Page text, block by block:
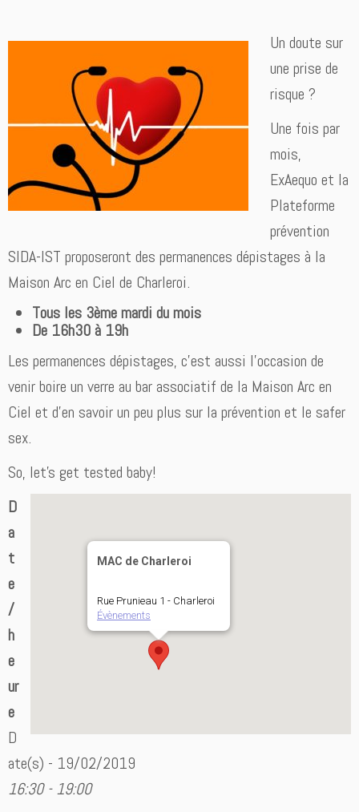
Un doute sur
une prise de
risque ?
Une fois par
mois,
ExAequo et la
Plateforme
prévention
SIDA-IST proposeront des permanences dépistages à la
Maison Arc en Ciel de Charleroi.
Tous les 3ème mardi du mois
De 16h30 à 19h
Les permanences dépistages, c’est aussi l’occasion de
venir boire un verre au bar associatif de la Maison Arc en
Ciel et d’en savoir un peu plus sur la prévention et le safer
sex.
So, let’s get tested baby!
MAC de Charleroi
Rue Prunieau 1 - Charleroi
Évènements
D
a
t
e
/
h
e
ur
e
D
ate(s) - 19/02/2019
16:30 - 19:00